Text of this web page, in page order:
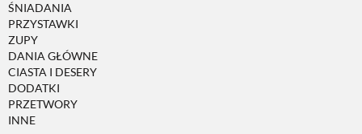
ŚNIADANIA
PRZYSTAWKI
ZUPY
DANIA GŁÓWNE
CIASTA I DESERY
DODATKI
PRZETWORY
INNE